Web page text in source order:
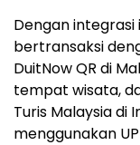
Dengan integrasi
bertransaksi
DuitNow QR di
tempat wisata,
Turis Malaysia di
menggunakan